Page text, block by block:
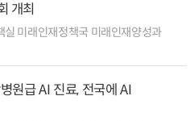
개최
미래인재정책국 미래인재양성과
원급 AI 진료, 전국에 AI